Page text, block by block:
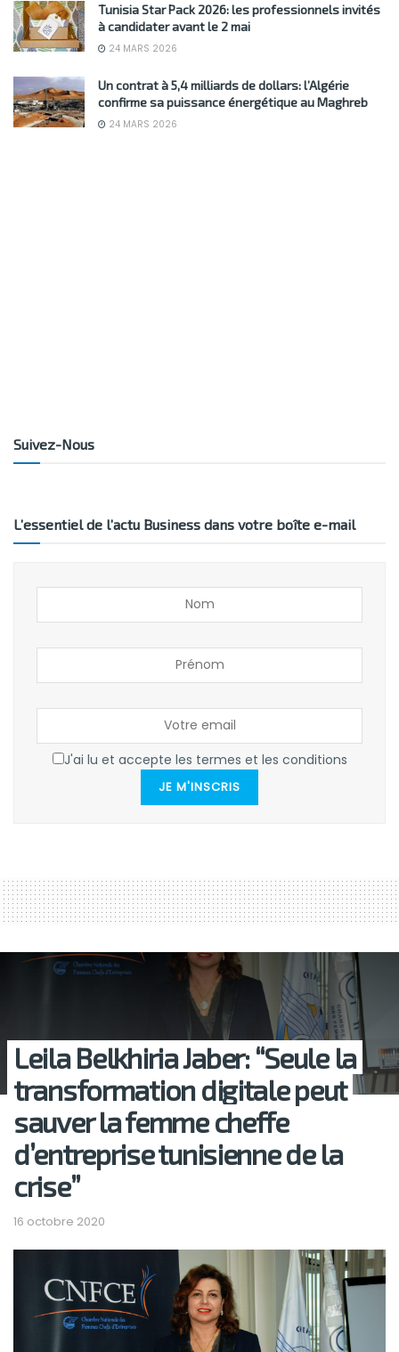
Tunisia Star Pack 2026: les professionnels invités
à candidater avant le 2 mai
24 MARS 2026
Un contrat à 5,4 milliards de dollars: l’Algérie
confirme sa puissance énergétique au Maghreb
24 MARS 2026
Suivez-Nous
L’essentiel de l’actu Business dans votre boîte e-mail
J'ai lu et accepte les termes et les conditions
JE M'INSCRIS
Leila Belkhiria Jaber: “Seule la
transformation digitale peut
sauver la femme cheffe
d’entreprise tunisienne de la
crise”
16 octobre 2020